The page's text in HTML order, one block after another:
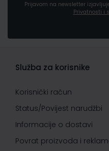
Prijavom na newsletter
Privatnosti i
Služba za korisnike
Korisnički račun
Status/Povijest narudžbi
Informacije o dostavi
Povrat proizvoda i